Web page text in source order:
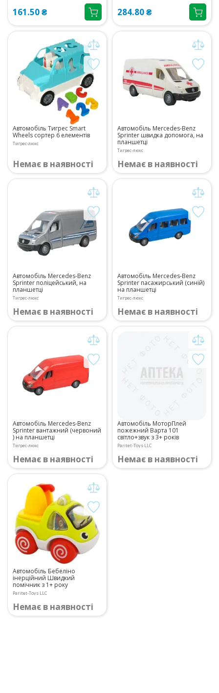
161.50 ₴ 284.80 ₴
Автомобіль Тигрес Smart
Wheels сортер 6 елементів
Тигрес-люкс
Немає в наявності
Автомобіль Mercedes-Benz
Sprinter швидка допомога, на
планшетці
Тигрес-люкс
Немає в наявності
Автомобіль Mercedes-Benz
Sprinter поліцейський, на
планшетці
Тигрес-люкс
Немає в наявності
Автомобіль Mercedes-Benz
Sprinter пасажирський (синій)
на планшетці
Тигрес-люкс
Немає в наявності
Автомобіль Mercedes-Benz
Sprinter вантажний (червоний
) на планшетці
Тигрес-люкс
Немає в наявності
Автомобіль МоторПлей
пожежний Варта 101
світло+звук з 3+ років
Paritet-Toys LLC
Немає в наявності
Автомобіль Бебеліно
інерційний Швидкий
помічник з 1+ року
Paritet-Toys LLC
Немає в наявності